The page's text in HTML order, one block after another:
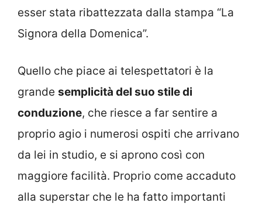
esser stata ribattezzata dalla stampa “La
Signora della Domenica”.
Quello che piace ai telespettatori è la
grande semplicità del suo stile di
conduzione, che riesce a far sentire a
proprio agio i numerosi ospiti che arrivano
da lei in studio, e si aprono così con
maggiore facilità. Proprio come accaduto
alla superstar che le ha fatto importanti